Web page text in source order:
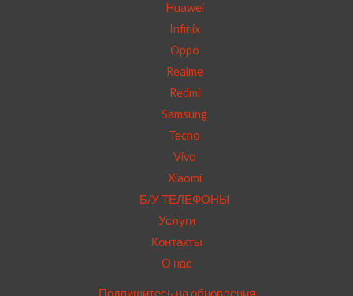
Huawei
Infinix
Oppo
Realme
Redmi
Samsung
Tecno
Vivo
Xiaomi
Б/У ТЕЛЕФОНЫ
Услуги
Контакты
О нас